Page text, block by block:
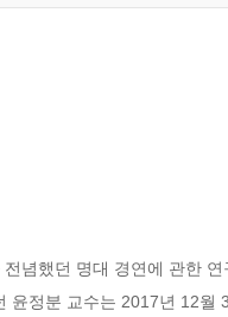
념했던 명대 경연에 관한
정분 교수는 2017년 12월